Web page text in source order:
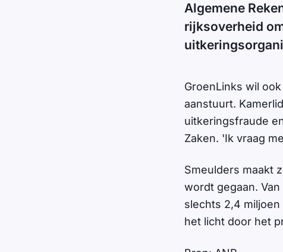
Algemene
rijksoverheid
GroenLinks wil
aanstuurt.
uitkeringsfraude
Zaken. 'Ik vraag
Smeulders maakt
wordt gegaan.
slechts 2,4
het licht door het